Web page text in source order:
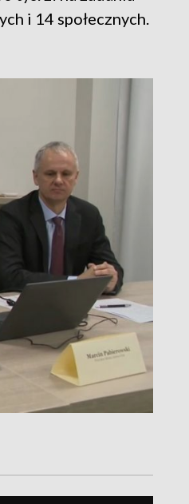
i 14 społecznych.